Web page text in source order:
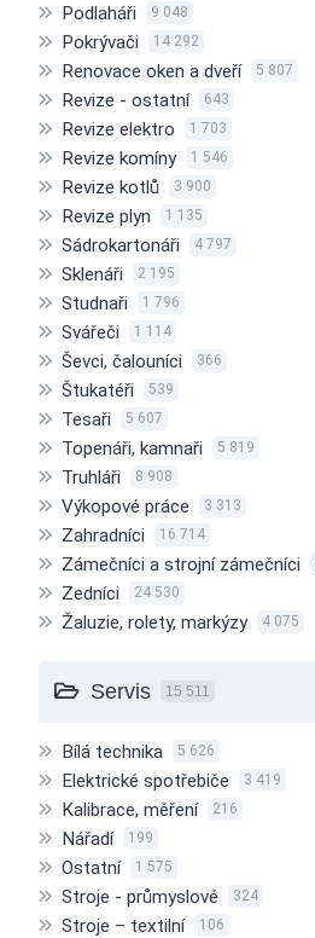
Podlaháři 9 048
Pokrývači 14 292
Renovace oken a dveří 5 807
Revize - ostatní 643
Revize elektro 1 703
Revize komíny 1 546
Revize kotlů 3 900
Revize plyn 1 135
Sádrokartonáři 4 797
Sklenáři 2 195
Studnaři 1 796
Svářeči 1 114
Ševci, čalouníci 366
Štukatéři 539
Tesaři 5 607
Topenáři, kamnaři 5 819
Truhláři 8 908
Výkopové práce 3 313
Zahradníci 16 714
Zámečníci a strojní zámečníci
Zedníci 24 530
Žaluzie, rolety, markýzy 4 075
Servis 15 511
Bílá technika 5 626
Elektrické spotřebiče 3 419
Kalibrace, měření 216
Nářadí 199
Ostatní 1 575
Stroje - průmyslové 324
Stroje – textilní 106